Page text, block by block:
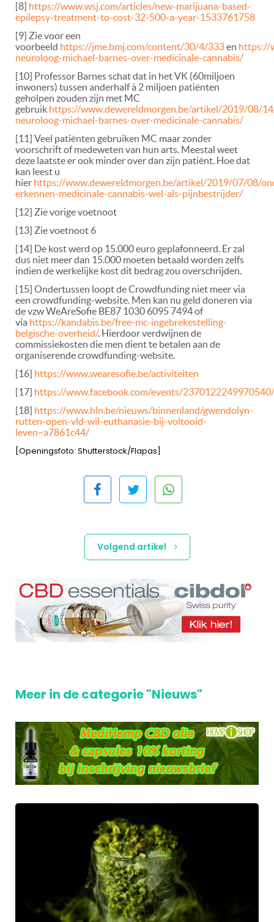
[8] https://www.wsj.com/articles/new-marijuana-based-
epilepsy-treatment-to-cost-32-500-a-year-1533761758
[9] Zie voor een
voorbeeld https://jme.bmj.com/content/30/4/333en https://
neuroloog-michael-barnes-over-medicinale-cannabis/
[10] Professor Barnes schat dat in het VK (60miljoen
inwoners) tussen anderhalf à 2 miljoen patiënten
geholpen zouden zijn met MC
gebruik https://www.dewereldmorgen.be/artikel/2019/08/
neuroloog-michael-barnes-over-medicinale-cannabis/
[11] Veel patiënten gebruiken MC maar zonder
voorschrift of medeweten van hun arts. Meestal weet
deze laatste er ook minder over dan zijn patiënt. Hoe dat
kan leest u
hier https://www.dewereldmorgen.be/artikel/2019/07/08/
erkennen-medicinale-cannabis-wel-als-pijnbestrijder/
[12] Zie vorige voetnoot
[13] Zie voetnoot 6
[14] De kost werd op 15.000 euro geplafonneerd. Er zal
dus niet meer dan 15.000 moeten betaald worden zelfs
indien de werkelijke kost dit bedrag zou overschrijden.
[15] Ondertussen loopt de Crowdfunding niet meer via
een crowdfunding-website. Men kan nu geld doneren via
de vzw WeAreSofie BE87 1030 6095 7494 of
via https://kandabis.be/free-mc-ingebrekestelling-
belgische-overheid/. Hierdoor verdwijnen de
commissiekosten die men dient te betalen aan de
organiserende crowdfunding-website.
[16] https://www.wearesofie.be/activiteiten
[17] https://www.facebook.com/events/2370122249970540/
[18] https://www.hln.be/nieuws/binnenland/gwendolyn-
rutten-open-vld-wil-euthanasie-bij-voltooid-
leven~a7861c44/
[Openingsfoto: Shutterstock/Flapas]
Volgend artikel
Meer in de categorie "Nieuws"